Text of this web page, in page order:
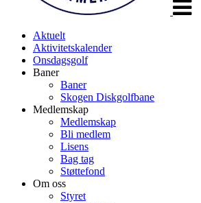
Aktuelt
Aktivitetskalender
Onsdagsgolf
Baner
Baner
Skogen Diskgolfbane
Medlemskap
Medlemskap
Bli medlem
Lisens
Bag tag
Støttefond
Om oss
Styret